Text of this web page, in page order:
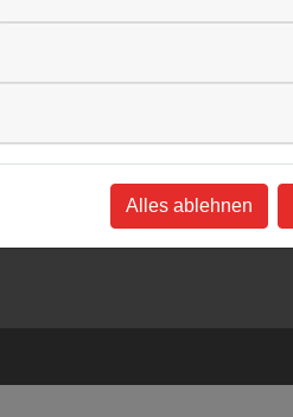
Alles ablehnen